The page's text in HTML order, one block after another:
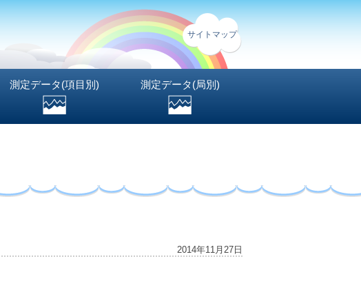
サイトマップ
測定データ(項目別) 測定データ(局別)
2014年11月27日